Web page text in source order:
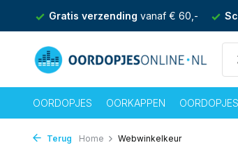
Gratis verzending vanaf € 60,-
OORDOPJES OORKAPPEN
Terug Home Webwinkelkeur